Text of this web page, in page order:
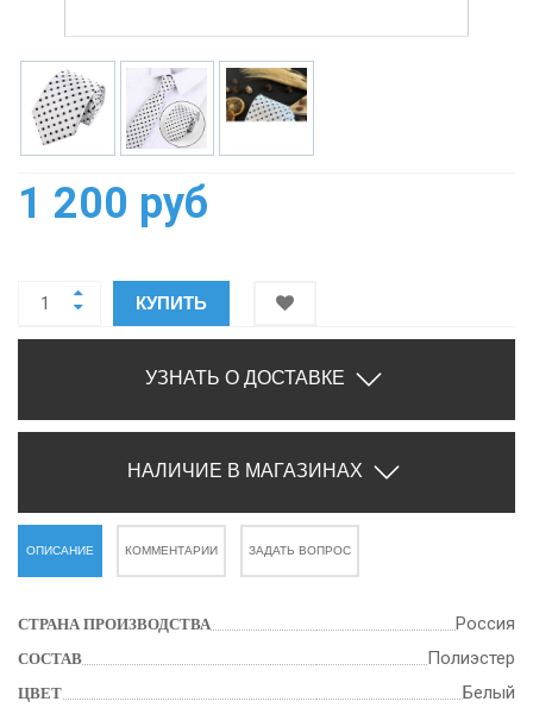
1 200 руб
КУПИТЬ
УЗНАТЬ О ДОСТАВКЕ
НАЛИЧИЕ В МАГАЗИНАХ
ОПИСАНИЕ КОММЕНТАРИИ ЗАДАТЬ ВОПРОС
СТРАНА ПРОИЗВОДСТВА Россия
СОСТАВ Полиэстер
ЦВЕТ Белый